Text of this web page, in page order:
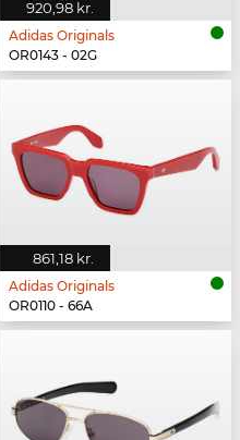
920,98 kr.
Adidas Originals
OR0143 - 02G
861,18 kr.
Adidas Originals
OR0110 - 66A